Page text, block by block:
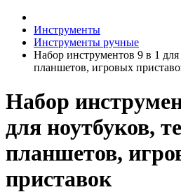
Инструменты
Инструменты ручные
Набор инструментов 9 в 1 для
планшетов, игровых
Набор
для ноутбуков,
планшетов,
приставок